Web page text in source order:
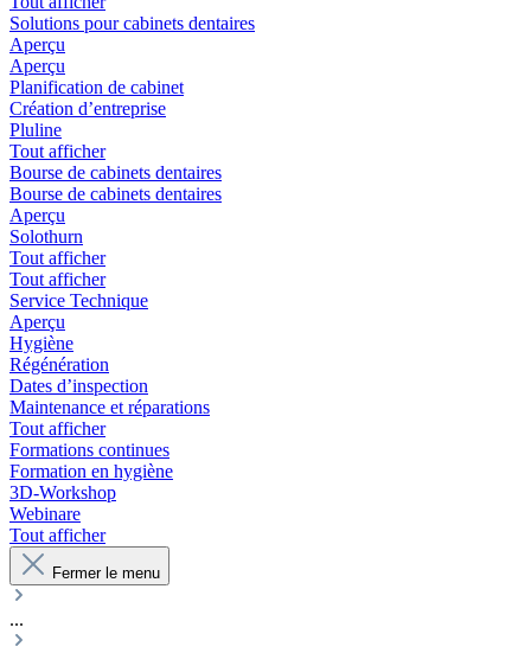
Solutions pour cabinets dentaires
Aperçu
Aperçu
Planification de cabinet
Création d’entreprise
Pluline
Tout afficher
Bourse de cabinets dentaires
Bourse de cabinets dentaires
Aperçu
Solothurn
Tout afficher
Tout afficher
Service Technique
Aperçu
Hygiène
Régénération
Dates d’inspection
Maintenance et réparations
Tout afficher
Formations continues
Formation en hygiène
3D-Workshop
Webinare
Tout afficher
Fermer le menu
...